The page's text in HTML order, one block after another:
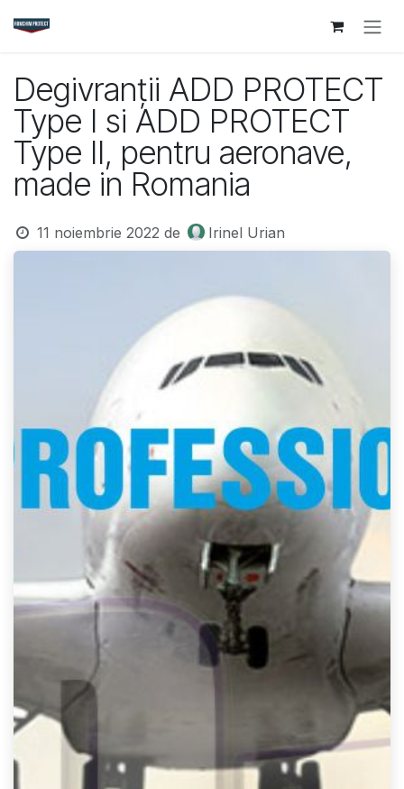
Degivranții ADD PROTECT
Type I si ADD PROTECT
Type II, pentru aeronave,
made in Romania
11 noiembrie 2022 de Irinel Urian